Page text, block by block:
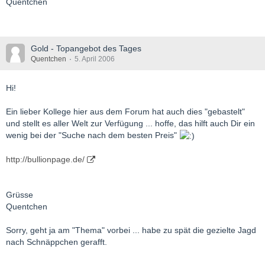
Gold - Topangebot des Tages
Quentchen 5. April 2006
Hi!
Ein lieber Kollege hier aus dem Forum hat auch dies "gebastelt"
und stellt es aller Welt zur Verfügung ... hoffe, das hilft auch Dir ein
wenig bei der "Suche nach dem besten Preis"
http://bullionpage.de/
Grüsse
Quentchen
Sorry, geht ja am "Thema" vorbei ... habe zu spät die gezielte Jagd
nach Schnäppchen gerafft.